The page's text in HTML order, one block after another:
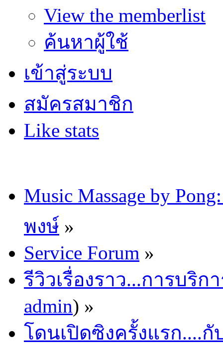
View the memberlist
ค้นหาผู้ใช้
เข้าสู่ระบบ
สมัครสมาชิก
Like stats
Music Massage by
พงษ์ »
Service Forum »
รีวิวเรื่องราว...การบริก
admin) »
โดนเปิดซิงครั้งแรก....กั